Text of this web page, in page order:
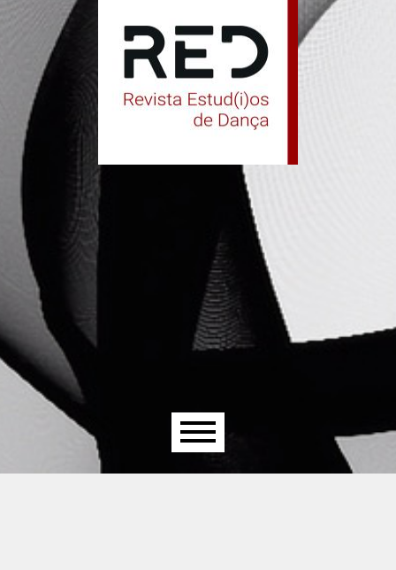
Menu principal